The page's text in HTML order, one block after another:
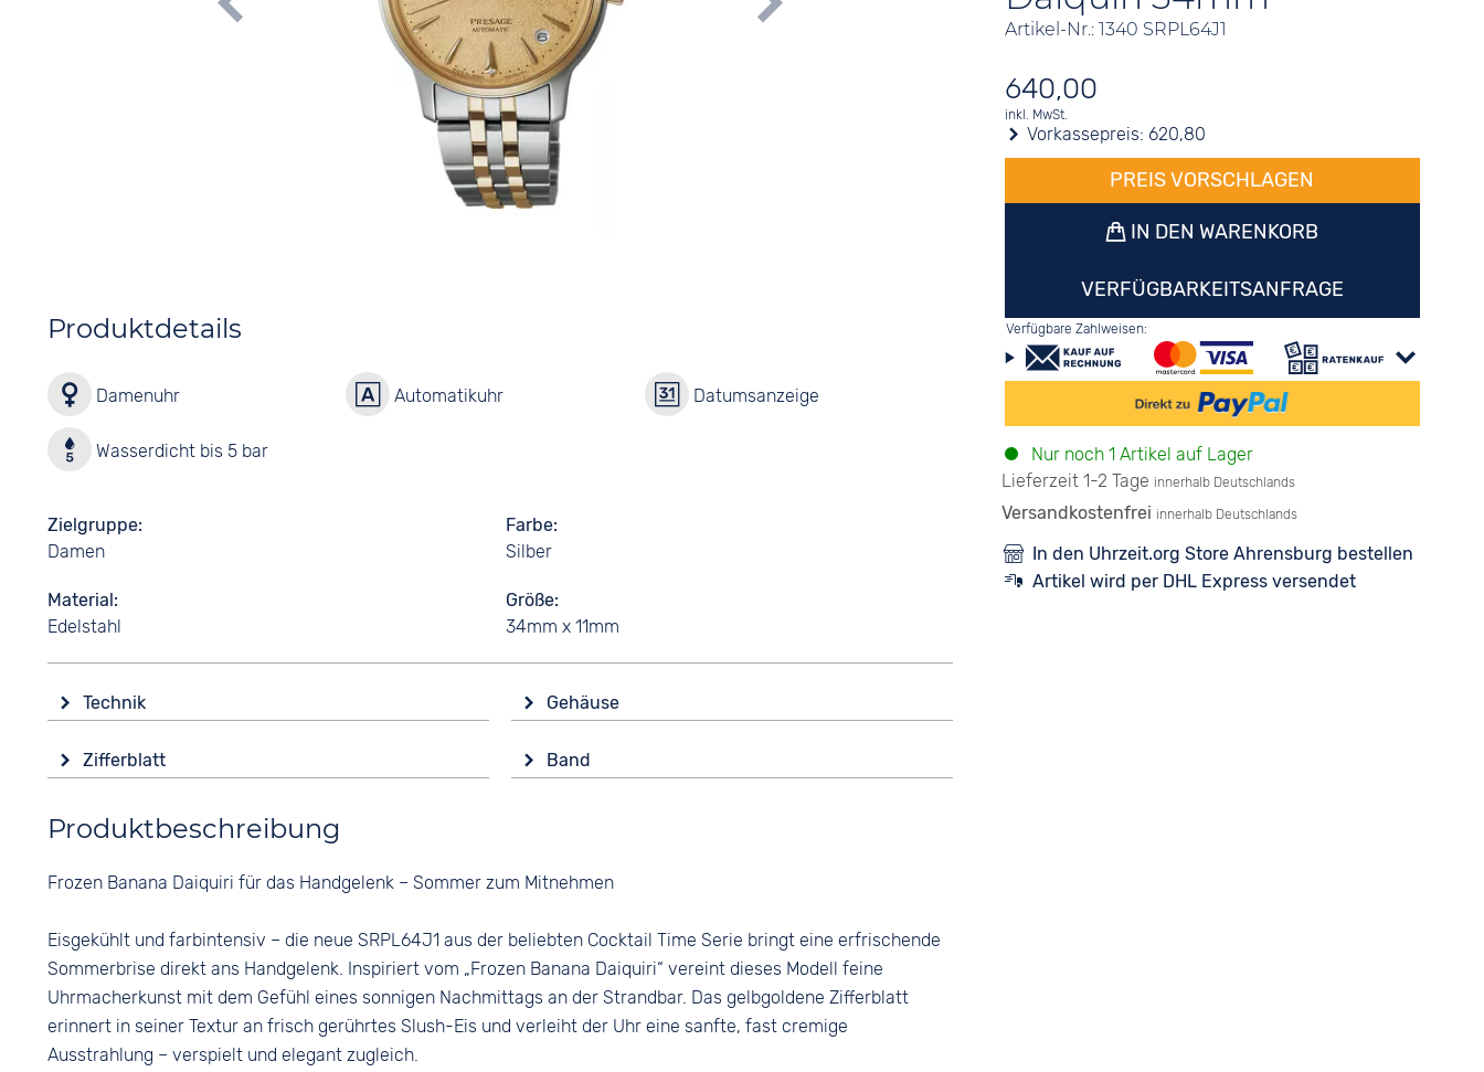
Artikel-Nr.: 1340 SRPL64J1
640,00
inkl. MwSt.
Vorkassepreis: 620,80
PREIS VORSCHLAGEN
IN DEN WARENKORB
VERFÜGBARKEITSANFRAGE
Verfügbare Zahlweisen:
Nur noch 1 Artikel auf Lager
Lieferzeit 1-2 Tage innerhalb Deutschlands
Versandkostenfrei innerhalb Deutschlands
In den Uhrzeit.org Store Ahrensburg bestellen
Artikel wird per DHL Express versendet
Produktdetails
Damenuhr Automatikuhr Datumsanzeige
Wasserdicht bis 5 bar
Zielgruppe
Damen
Farbe
Silber
Material
Edelstahl
Größe
34mm x 11mm
Technik
Automatik
Datumsanzeige
Wasserdicht
Gehäuse
Mineralglas
Material
Farbe
Silber
Zifferblatt
Analog
Gold
Ziffern
Keine
Band
Bicolor
Edelstahl
Faltschließe
Produktbeschreibung
Frozen Banana Daiquiri für das Handgelenk – Sommer zum Mitnehmen
Eisgekühlt und farbintensiv – die neue SRPL64J1 aus der beliebten Cocktail Time Serie bringt eine erfrischende
Sommerbrise direkt ans Handgelenk. Inspiriert vom „Frozen Banana Daiquiri“ vereint dieses Modell feine
Uhrmacherkunst mit dem Gefühl eines sonnigen Nachmittags an der Strandbar. Das gelbgoldene Zifferblatt
erinnert in seiner Textur an frisch gerührtes Slush-Eis und verleiht der Uhr eine sanfte, fast cremige
Ausstrahlung – verspielt und elegant zugleich.